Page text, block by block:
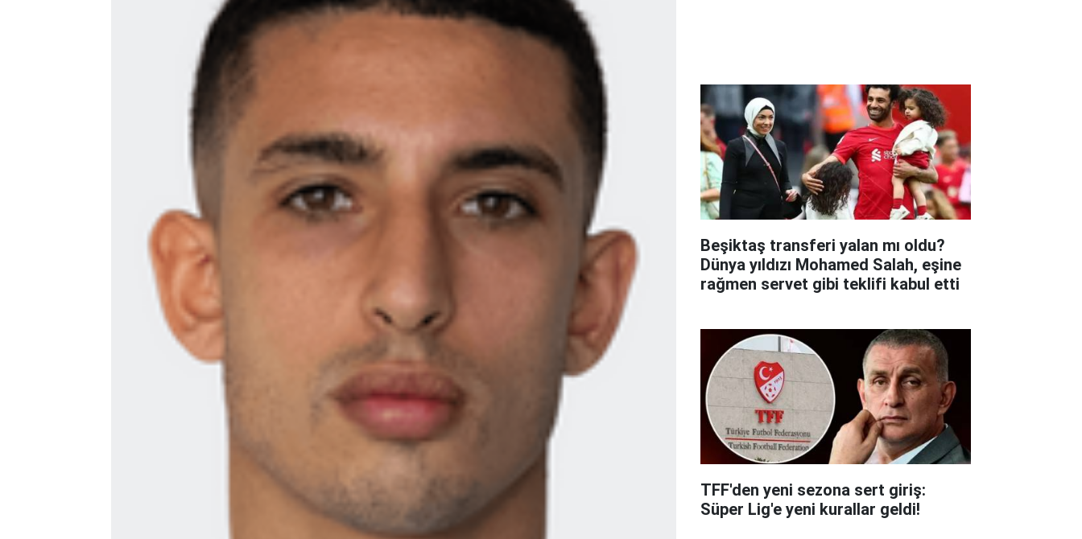
Beşiktaş transferi yalan mı oldu?
Dünya yıldızı Mohamed Salah, eşine
rağmen servet gibi teklifi kabul etti
TFF'den yeni sezona sert giriş:
Süper Lig'e yeni kurallar geldi!